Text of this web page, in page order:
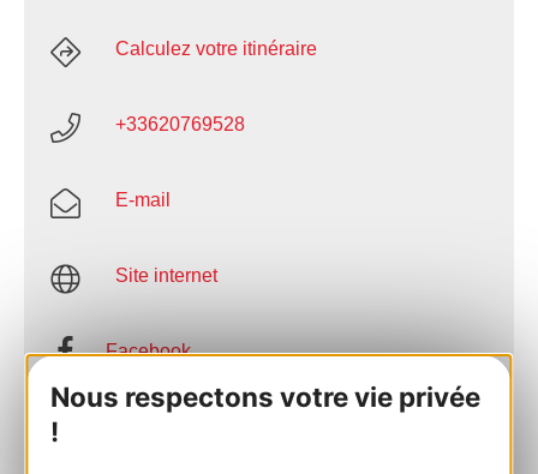
Nous respectons votre vie privée
!
Calculez votre itinéraire
+33620769528
E-mail
Site internet
Facebook